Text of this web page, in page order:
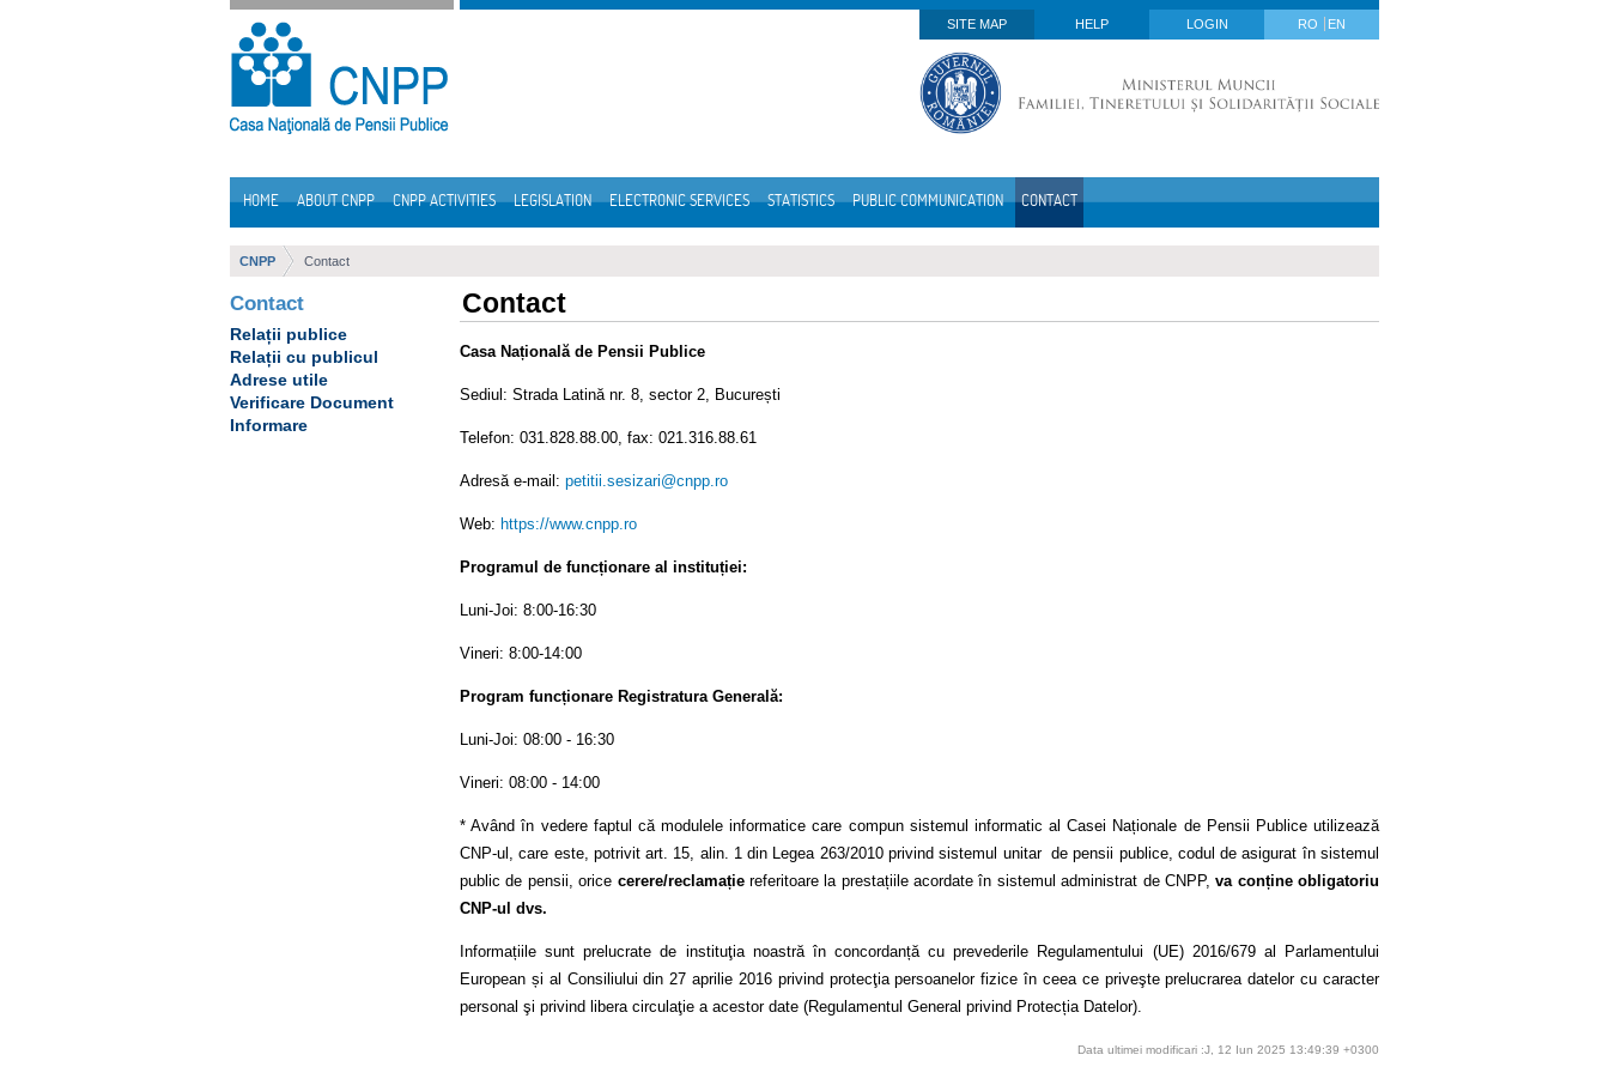
Skip to Content
SITE MAP
HELP LOGIN RO EN
HOME ABOUT CNPP CNPP ACTIVITIES LEGISLATION ELECTRONIC SERVICES STATISTICS PUBLIC COMMUNICATION CONTACT
CNPP Contact
Contact
Relații publice
Relații cu publicul
Adrese utile
Verificare Document
Informare
Contact
Casa Națională de Pensii Publice
Sediul: Strada Latină nr. 8, sector 2, București
Telefon: 031.828.88.00, fax: 021.316.88.61
Adresă e-mail: petitii.sesizari@cnpp.ro
Web: https://www.cnpp.ro
Programul de funcționare al instituției:
Luni-Joi: 8:00-16:30
Vineri: 8:00-14:00
Program funcționare Registratura Generală:
Luni-Joi: 08:00 - 16:30
Vineri: 08:00 - 14:00
* Având în vedere faptul că modulele informatice care compun sistemul informatic al Casei Naționale de Pensii Publice utilizează
CNP-ul, care este, potrivit art. 15, alin. 1 din Legea 263/2010 privind sistemul unitar de pensii publice, codul de asigurat în sistemul
public de pensii, orice cerere/reclamațiereferitoare la prestațiile acordate în sistemul administrat de CNPP,va conține obligatoriu
CNP-ul dvs.
Informațiile sunt prelucrate de instituţia noastră în concordanță cu prevederile Regulamentului (UE) 2016/679 al Parlamentului
European și al Consiliului din 27 aprilie 2016 privind protecţia persoanelor fizice în ceea ce priveşte prelucrarea datelor cu caracter
personal şi privind libera circulaţie a acestor date (Regulamentul General privind Protecția Datelor).
Data ultimei modificari :J, 12 Iun 2025 13:49:39 +0300